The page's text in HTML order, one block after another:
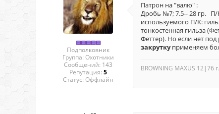
Подполковник
Группа: Охотники
Сообщений: 143
Репутация: 5
Статус: Оффлайн
Патрон на "валю" :
Дробь №7; 7.5-- 28 гр. П/
используемого П/К:
тонкостенная гильза
Феттер). Но если нет
закруткуприменяем
BROWNING MAXUS